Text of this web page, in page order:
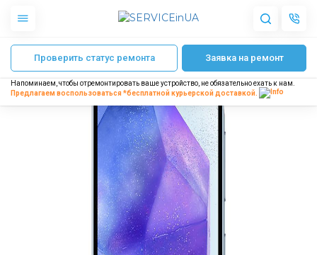
Apple
Гаджеты
Акустика
Проверить статус ремонта Заявка на ремонт
Напоминаем, чтобы отремонтировать ваше устройство, не обязательно ехать к нам.
Предлагаем воспользоваться *бесплатнойкурьерской доставкой.
Главная Ремонт телефонов Samsung Ремонт Samsung Galaxy A55